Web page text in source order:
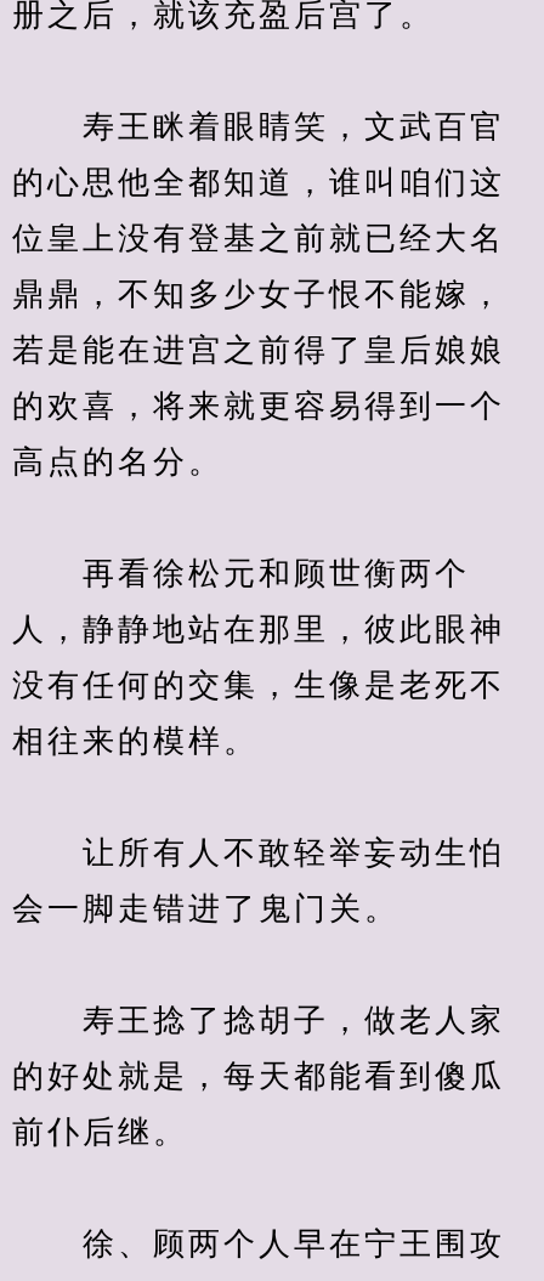
寿王眯着眼睛笑，文武百官
的心思他全都知道，谁叫咱们这
位皇上没有登基之前就已经大名
鼎鼎，不知多少女子恨不能嫁，
若是能在进宫之前得了皇后娘娘
的欢喜，将来就更容易得到一个
再看徐松元和顾世衡两个
人，静静地站在那里，彼此眼神
没有任何的交集，生像是老死不
让所有人不敢轻举妄动生怕
寿王捻了捻胡子，做老人家
的好处就是，每天都能看到傻瓜
徐、顾两个人早在宁王围攻